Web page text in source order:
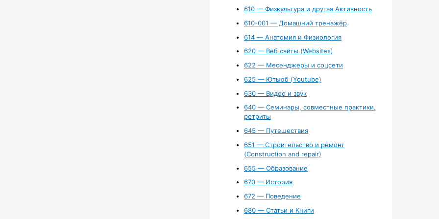
610 — Физкультура и другая Активность
610-001 — Домашний тренажёр
614 — Анатомия и Физиология
620 — Веб сайты (Websites)
622 — Месенджеры и соцсети
625 — Ютьюб (Youtube)
630 — Видео и звук
640 — Семинары, совместные практики,
ретриты
645 — Путешествия
651 — Строительство и ремонт
(Construction and repair)
655 — Образование
670 — История
672 — Поведение
680 — Статьи и Книги